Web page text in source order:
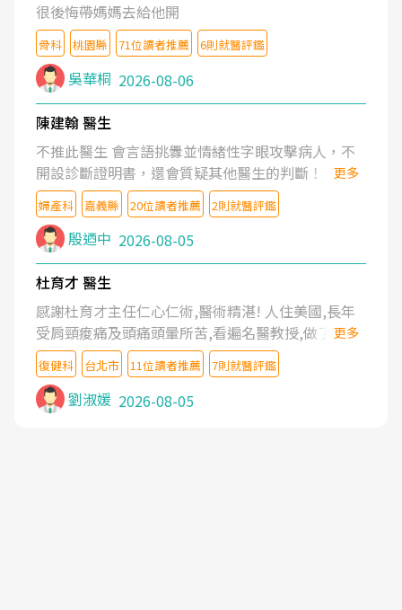
很後悔帶媽媽去給他開
骨科 桃園縣 71位讀者推薦 6則就醫評鑑
吳華桐 2026-08-06
陳建翰 醫生
不推此醫生 會言語挑釁並情緒性字眼攻擊病人，不
開設診斷證明書，還會質疑其他醫生的判斷！
更多
婦產科 嘉義縣 20位讀者推薦 2則就醫評鑑
殷迺中 2026-08-05
杜育才 醫生
感謝杜育才主任仁心仁術,醫術精湛! 人住美國,長年
受肩頸痠痛及頭痛頭暈所苦,看遍名醫教授,做了各種
檢查,也嘗試過西醫打針,中醫針灸及物理徒手治療都
沒有用,後來連吃到嗎啡類止痛藥都效果有限,只是壓
症狀,沒多久就痛起來,多年失眠嚴重影響生活品質.
台灣親友介紹忠孝醫院杜育才主任是頸頭症候群專
更多
復健科 台北市 11位讀者推薦 7則就醫評鑑
劉淑媛 2026-08-05